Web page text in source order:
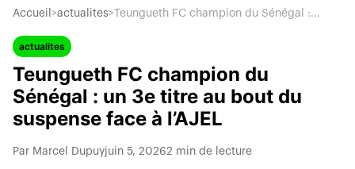
Accueil >actualites> Teungueth FC champion du Sénégal :...
actualites
Teungueth FC champion du
Sénégal : un 3e titre au bout du
suspense face à l’AJEL
Par Marcel Dupuyjuin 5, 20262 min de lecture